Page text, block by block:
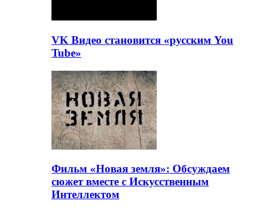
VK Видео становится «русским You
Tube»
Фильм «Новая земля»: Обсуждаем
сюжет вместе с Искусственным
Интеллектом